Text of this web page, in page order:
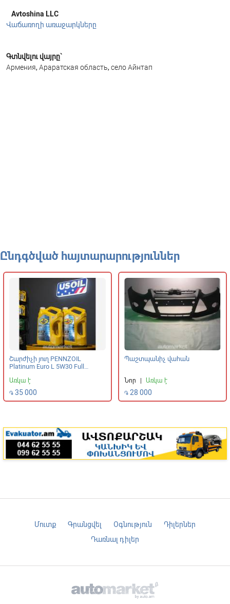
Avtoshina LLC
Վաճառողի առաջարկները
Գտնվելու վայրը`
Армения, Араратская область, село Айнтап
Ընդգծված հայտարարություններ
Շարժիչի յուղ PENNZOIL
Platinum Euro L 5W30 Full
Առկա է
֏ 35 000
Պաշտպանիչ վահան
Նոր | Առկա է
֏ 28 000
Մուտք Գրանցվել Օգնություն
Դիլերներ
Դառնալ դիլեր